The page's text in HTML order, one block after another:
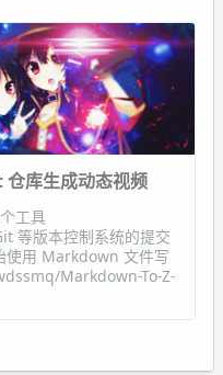
仓库生成动态视频
工具
等版本控制系统的提交
使用 Markdown 文件写
Markdown-To-Z-